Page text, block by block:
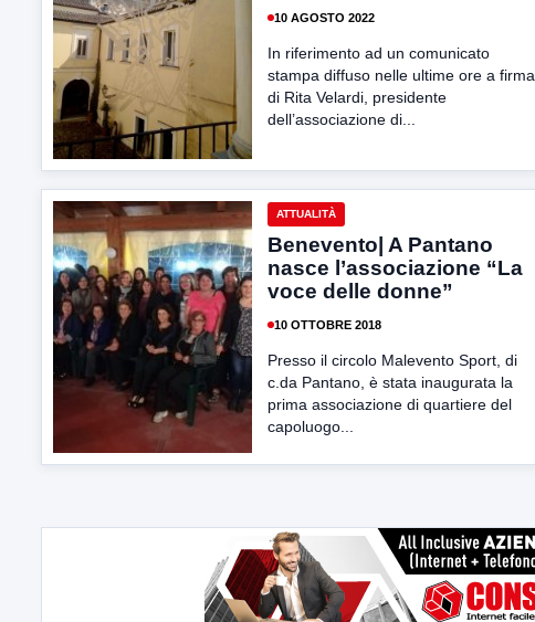
10 AGOSTO 2022
In riferimento ad un comunicato
stampa diffuso nelle ultime ore a firma
di Rita Velardi, presidente
dell’associazione di...
ATTUALITÀ
Benevento| A Pantano
nasce l’associazione “La
voce delle donne”
10 OTTOBRE 2018
Presso il circolo Malevento Sport, di
c.da Pantano, è stata inaugurata la
prima associazione di quartiere del
capoluogo...